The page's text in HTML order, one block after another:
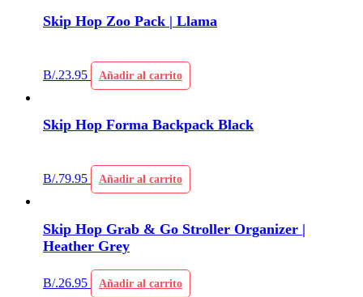
Skip Hop Zoo Pack | Llama
B/.23.95 Añadir al carrito
Skip Hop Forma Backpack Black
B/.79.95 Añadir al carrito
Skip Hop Grab & Go Stroller Organizer |
Heather Grey
B/.26.95 Añadir al carrito